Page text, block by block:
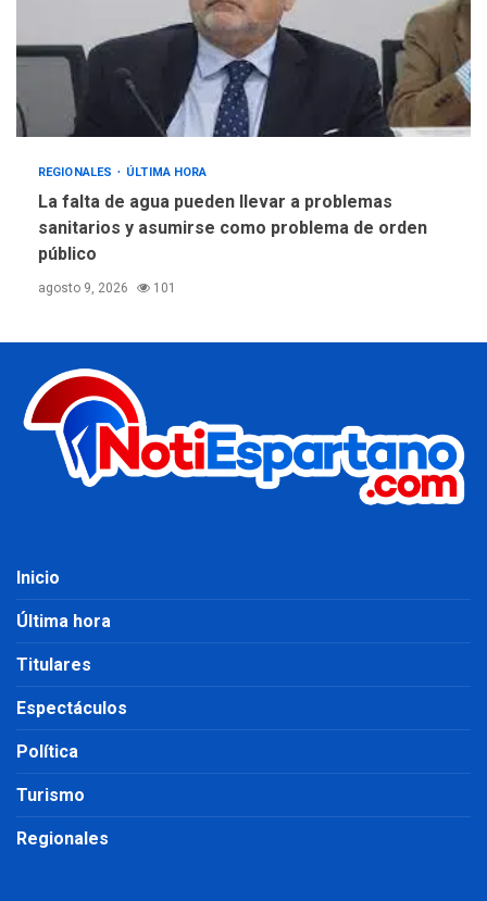
REGIONALES ÚLTIMA HORA
La falta de agua pueden llevar a problemas
sanitarios y asumirse como problema de orden
público
agosto 9, 2026 101
Inicio
Última hora
Titulares
Espectáculos
Política
Turismo
Regionales